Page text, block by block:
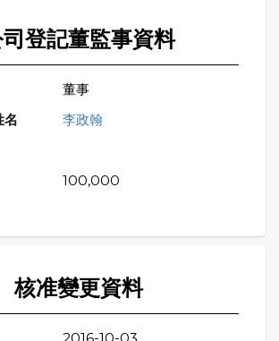
登記董監事資料
董事
李政翰
100,000
核准變更資料